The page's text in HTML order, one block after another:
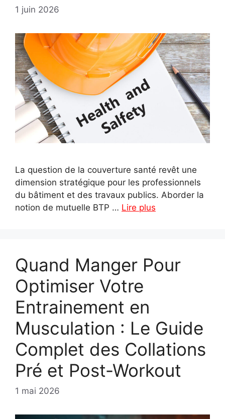
1 juin 2026
La question de la couverture santé revêt une
dimension stratégique pour les professionnels
du bâtiment et des travaux publics. Aborder la
notion de mutuelle BTP … Lire plus
Quand Manger Pour
Optimiser Votre
Entrainement en
Musculation : Le Guide
Complet des Collations
Pré et Post-Workout
1 mai 2026